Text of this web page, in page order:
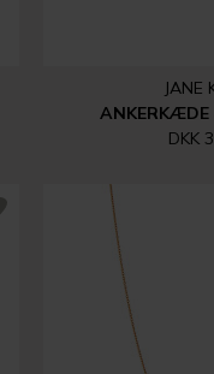
JANE
ANKERKÆDE
DKK